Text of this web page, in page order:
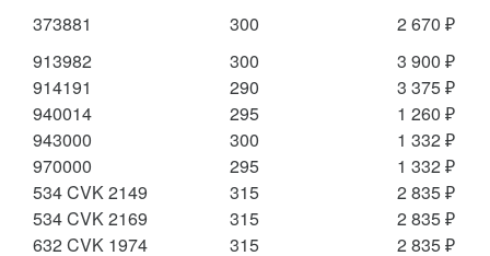
373881
300
2 670 ₽
913982
300
3 900 ₽
914191
290
3 375 ₽
940014
295
1 260 ₽
943000
300
1 332 ₽
970000
295
1 332 ₽
534 CVK 2149
315
2 835 ₽
534 CVK 2169
315
2 835 ₽
632 CVK 1974
315
2 835 ₽